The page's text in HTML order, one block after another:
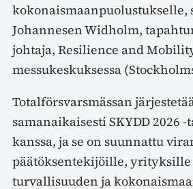
kokonaismaanpuolustukselle,
Johannesen Widholm,
johtaja, Resilience and
messukeskuksessa
Totalförsvarsmässan
samanaikaisesti SKYDD 2026
kanssa, ja se on suunnattu
päätöksentekijöille, yrityksille
turvallisuuden ja